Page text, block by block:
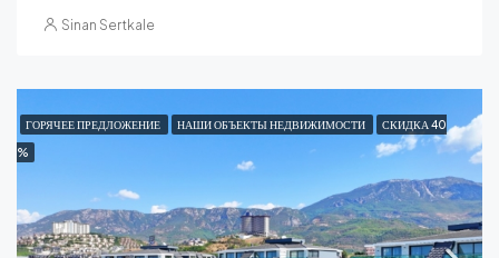
Sinan Sertkale
ГОРЯЧЕЕ ПРЕДЛОЖЕНИЕ НАШИ ОБЪЕКТЫ НЕДВИЖИМОСТИ СКИДКА 40
%